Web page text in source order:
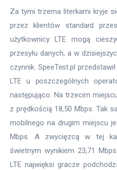
Za tymi trzema literkami kryje
przez klientów standard
użytkownicy LTE mogą
przesyłu danych, a w
czynnik. SpeeTest.pl
LTE u poszczególnych
następująco: Na trzecim
z prędkością 18,50 Mbps. Tak
mobilnego na drugim miejscu
Mbps. A zwycięzcą w tej
świetnym wynikiem 23,71
LTE najwięksi gracze